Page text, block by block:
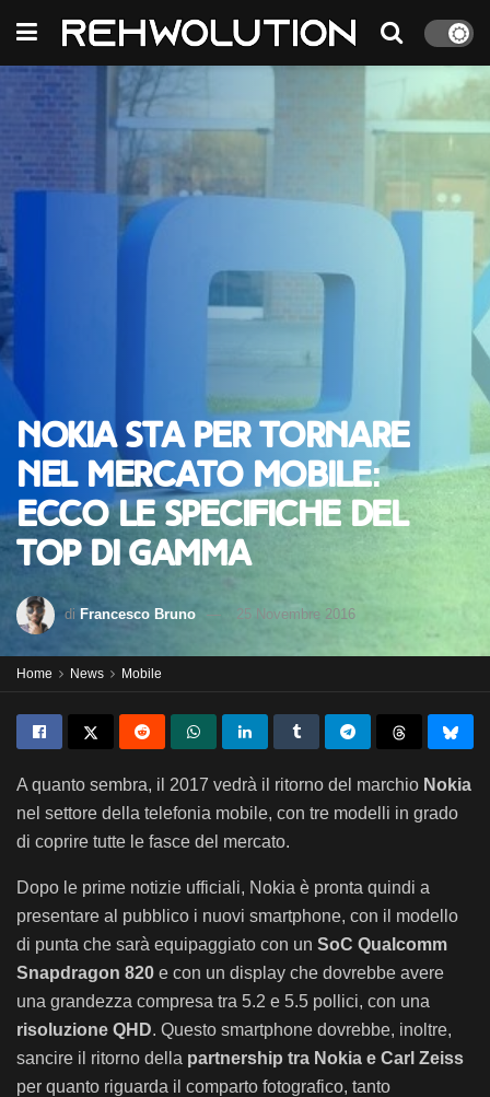
Nokia sta per tornare
nel mercato mobile:
ecco le specifiche del
top di gamma
di Francesco Bruno 25 Novembre 2016
Home News Mobile
A quanto sembra, il 2017 vedrà il ritorno del marchio Nokia
nel settore della telefonia mobile, con tre modelli in grado
di coprire tutte le fasce del mercato.
Dopo le prime notizie ufficiali, Nokia è pronta quindi a
presentare al pubblico i nuovi smartphone, con il modello
di punta che sarà equipaggiato con un SoC Qualcomm
Snapdragon 820 e con un display che dovrebbe avere
una grandezza compresa tra 5.2 e 5.5 pollici, con una
risoluzione QHD. Questo smartphone dovrebbe, inoltre,
sancire il ritorno della partnership tra Nokia e Carl Zeiss
per quanto riguarda il comparto fotografico, tanto